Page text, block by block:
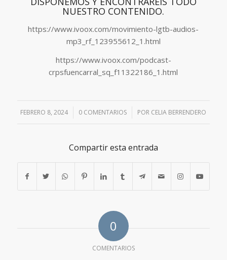
NUESTRO CONTENIDO.
https://www.ivoox.com/movimiento-lgtb-audios-
mp3_rf_123955612_1.html
https://www.ivoox.com/podcast-
crpsfuencarral_sq_f11322186_1.html
FEBRERO 8, 2024
/ 0 COMENTARIOS
/ POR CELIA BERRENDERO
Compartir esta entrada
0
COMENTARIOS